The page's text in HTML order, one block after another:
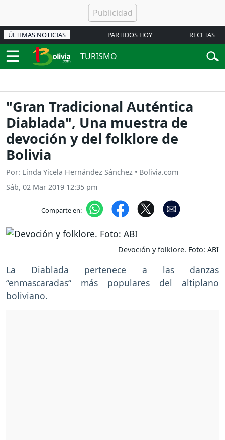
ÚLTIMAS NOTICIAS PARTIDOS HOY RECETAS
TURISMO
"Gran Tradicional Auténtica
Diablada", Una muestra de
devoción y del folklore de
Bolivia
Por: Linda Yicela Hernández Sánchez • Bolivia.com
Sáb, 02 Mar 2019 12:35 pm
Comparte en:
Devoción y folklore. Foto: ABI
La Diablada pertenece a las danzas
“enmascaradas“ más populares del altiplano
boliviano.